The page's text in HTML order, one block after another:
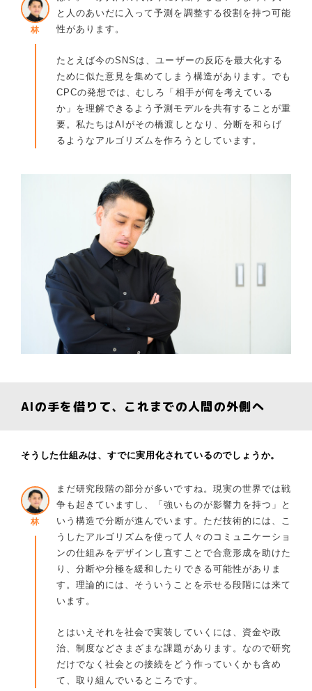
林
と人のあいだに入って予測を調整する役割を持つ可能
性があります。
たとえば今のSNSは、ユーザーの反応を最大化する
ために似た意見を集めてしまう構造があります。でも
CPCの発想では、むしろ「相手が何を考えている
か」を理解できるよう予測モデルを共有することが重
要。私たちはAIがその橋渡しとなり、分断を和らげ
るようなアルゴリズムを作ろうとしています。
AIの手を借りて、これまでの人間の外側へ
そうした仕組みは、すでに実用化されているのでしょうか。
林
まだ研究段階の部分が多いですね。現実の世界では戦
争も起きていますし、「強いものが影響力を持つ」と
いう構造で分断が進んでいます。ただ技術的には、こ
うしたアルゴリズムを使って人々のコミュニケーショ
ンの仕組みをデザインし直すことで合意形成を助けた
り、分断や分極を緩和したりできる可能性がありま
す。理論的には、そういうことを示せる段階には来て
います。
とはいえそれを社会で実装していくには、資金や政
治、制度などさまざまな課題があります。なので研究
だけでなく社会との接続をどう作っていくかも含め
て、取り組んでいるところです。